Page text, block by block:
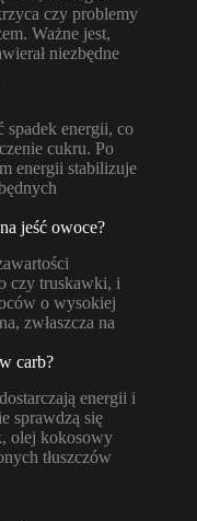
czy problemy
Ważne jest,
niezbędne
spadek energii, co
cukru. Po
energii stabilizuje
jeść owoce?
czy truskawki, i
o wysokiej
zwłaszcza na
carb?
energii i
sprawdzą się
olej kokosowy
tłuszczów